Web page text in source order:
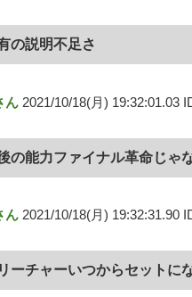
の説明不足さ
ん 2021/10/18(月) 19:32:01.03
の能力ファイナル革命じゃ
ん 2021/10/18(月) 19:32:31.90
ーチャーいつからセットに